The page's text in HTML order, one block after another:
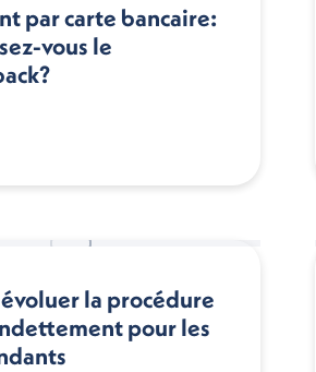
par carte bancaire:
vous le
évoluer la procédure
pour les